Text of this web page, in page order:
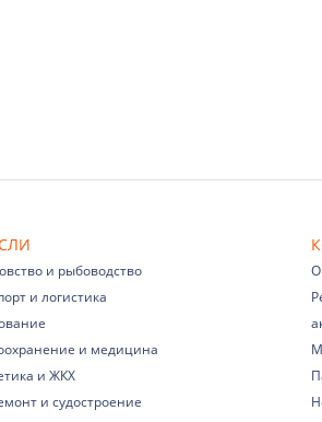
и рыбоводство
и логистика
и медицина
и ЖКХ
и судостроение
О